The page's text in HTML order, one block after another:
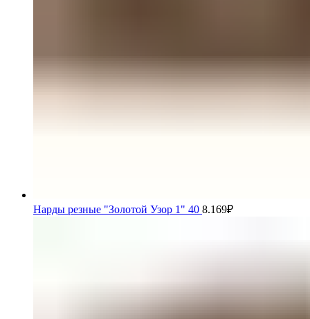
Нарды резные "Золотой Узор 1" 40 8.169₽